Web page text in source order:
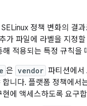
정책 변화의 결과
가 파일에 라벨을 지정할
해 적용되는 특정 규칙을
은 vendor 파티션에서
니다. 플랫폼 정책에서
에 액세스하도록 요구